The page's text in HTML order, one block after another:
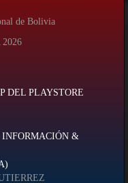
de Bolivia
2026
DEL PLAYSTORE
&